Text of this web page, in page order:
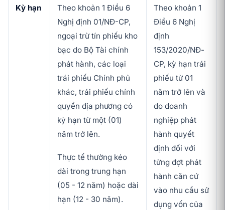
Kỳ hạn
Theo khoản 1 Điều 6
Nghị định 01/NĐ-CP,
ngoại trừ tín phiếu kho
bạc do Bộ Tài chính
phát hành, các loại
trái phiếu Chính phủ
khác, trái phiếu chính
quyền địa phương có
kỳ hạn từ một (01)
năm trở lên.
Thực tế thường kéo
dài trong trung hạn
(05 - 12 năm) hoặc dài
hạn (12 - 30 năm).
Theo khoản 1
Điều 6 Nghị
định
153/2020/NĐ-
CP, kỳ hạn trái
phiếu từ 01
năm trở lên và
do doanh
nghiệp phát
hành quyết
định đối với
từng đợt phát
hành căn cứ
vào nhu cầu sử
dụng vốn của